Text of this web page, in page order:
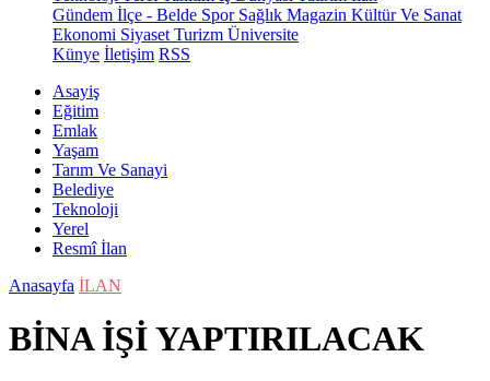
Gündem İlçe - Belde SporSağlık Magazin Kültür Ve Sanat
Ekonomi Siyaset Turizm Üniversite
Künye İletişim RSS
Asayiş
Eğitim
Emlak
Yaşam
Tarım Ve Sanayi
Belediye
Teknoloji
Yerel
Resmî İlan
Anasayfa İLAN
BİNA İŞİ YAPTIRILACAK